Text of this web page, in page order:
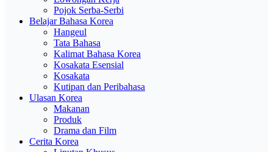
Pojok Serba-Serbi
Belajar Bahasa Korea
Hangeul
Tata Bahasa
Kalimat Bahasa Korea
Kosakata Esensial
Kosakata
Kutipan dan Peribahasa
Ulasan Korea
Makanan
Produk
Drama dan Film
Cerita Korea